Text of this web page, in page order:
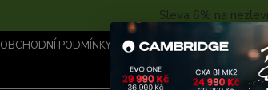
Sleva 6% na
OBCHODNÍ PODMÍNKY ... KONTAKTY O NÁS